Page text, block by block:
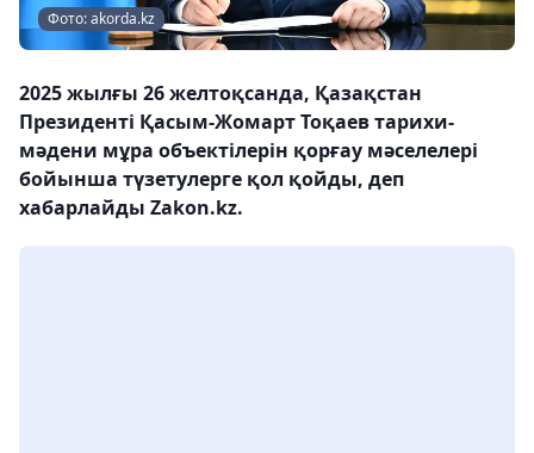
Фото: akorda.kz
2025 жылғы 26 желтоқсанда, Қазақстан
Президенті Қасым-Жомарт Тоқаев тарихи-
мәдени мұра объектілерін қорғау мәселелері
бойынша түзетулерге қол қойды, деп
хабарлайды Zakon.kz.